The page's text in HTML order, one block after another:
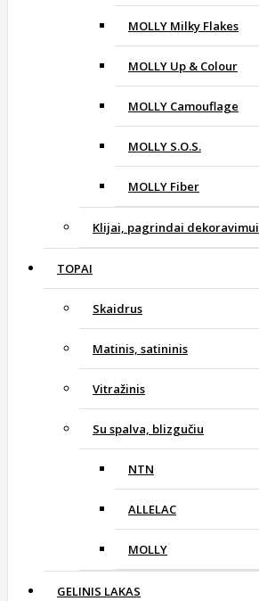
MOLLY Milky Flakes
MOLLY Up & Colour
MOLLY Camouflage
MOLLY S.O.S.
MOLLY Fiber
Klijai, pagrindai dekoravimui
TOPAI
Skaidrus
Matinis, satininis
Vitražinis
Su spalva, blizgučiu
NTN
ALLELAC
MOLLY
GELINIS LAKAS